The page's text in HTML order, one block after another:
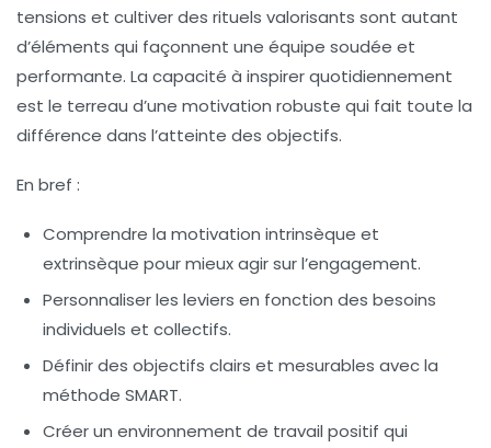
tensions et cultiver des rituels valorisants sont autant
d’éléments qui façonnent une équipe soudée et
performante. La capacité à inspirer quotidiennement
est le terreau d’une motivation robuste qui fait toute la
différence dans l’atteinte des objectifs.
En bref :
Comprendre la motivation intrinsèque et
extrinsèque pour mieux agir sur l’engagement.
Personnaliser les leviers en fonction des besoins
individuels et collectifs.
Définir des objectifs clairs et mesurables avec la
méthode SMART.
Créer un environnement de travail positif qui